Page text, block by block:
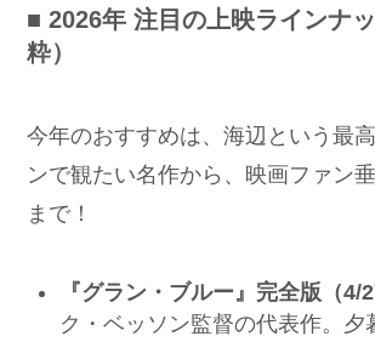
■ 2026年 注目の上映ラインナ
粋）
今年のおすすめは、海辺という最
ンで観たい名作から、映画ファン
まで！
『グラン・ブルー』完全版（4/
ク・ベッソン監督の代表作。夕